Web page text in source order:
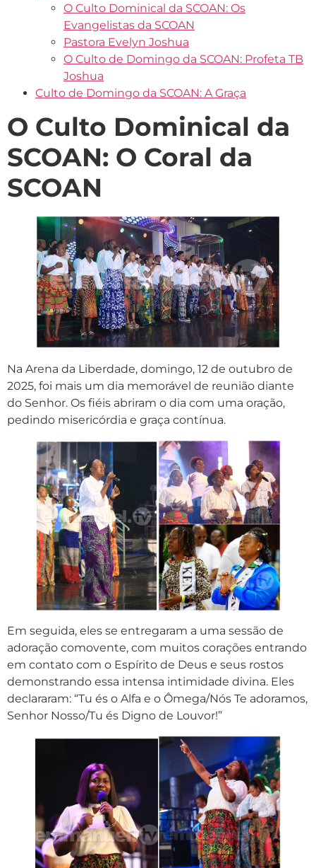
O Culto Dominical da SCOAN: Os
Evangelistas da SCOAN
Pastora Evelyn Joshua
O Culto de Domingo da SCOAN: Profeta TB
Joshua
Culto de Domingo da SCOAN: A Graça
O Culto Dominical da
SCOAN: O Coral da
SCOAN
Na Arena da Liberdade, domingo, 12 de outubro de
2025, foi mais um dia memorável de reunião diante
do Senhor. Os fiéis abriram o dia com uma oração,
pedindo misericórdia e graça contínua.
Em seguida, eles se entregaram a uma sessão de
adoração comovente, com muitos corações entrando
em contato com o Espírito de Deus e seus rostos
demonstrando essa intensa intimidade divina. Eles
declararam: “Tu és o Alfa e o Ômega/Nós Te adoramos,
Senhor Nosso/Tu és Digno de Louvor!”